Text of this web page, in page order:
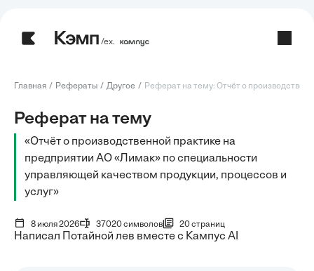
/ех.
Главная Рефераты Другое Реферат на тему: Отчёт о
Реферат на тему
«Отчёт о производственной практике на
предприятии АО «Лимак» по специальности
управляющей качеством продукции, процессов и
услуг»
8 июля 2026 37020 символов 20 страниц
Написал Потайной лев вместе с Кампус AI